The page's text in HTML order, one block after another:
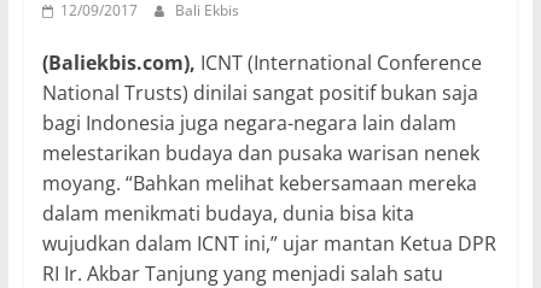
12/09/2017 Bali Ekbis
(Baliekbis.com), ICNT (International Conference
National Trusts) dinilai sangat positif bukan saja
bagi Indonesia juga negara-negara lain dalam
melestarikan budaya dan pusaka warisan nenek
moyang. “Bahkan melihat kebersamaan mereka
dalam menikmati budaya, dunia bisa kita
wujudkan dalam ICNT ini,” ujar mantan Ketua DPR
RI Ir. Akbar Tanjung yang menjadi salah satu